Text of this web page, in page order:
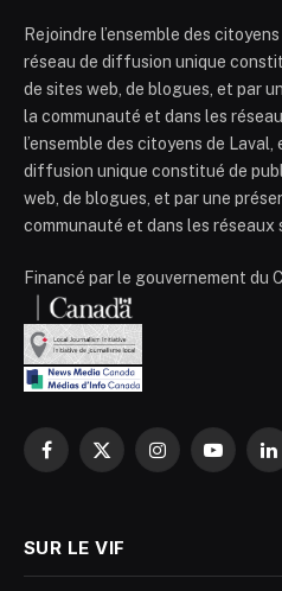
Rejoindre l’ensemble des
réseau de diffusion unique
de sites web, de blogues, et par
la communauté et dans les
l’ensemble des citoyens de
diffusion unique constitué de
web, de blogues, et par une
communauté et dans les réseaux
Financé par le gouvernement du
Facebook
X
InstagramYouTube
SUR LE VIF